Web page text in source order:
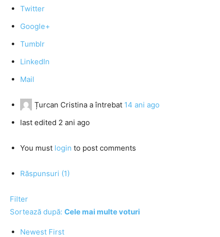
Twitter
Google+
Tumblr
LinkedIn
Mail
Țurcan Cristina a întrebat 14 ani ago
last edited 2 ani ago
You must login to post comments
Răspunsuri (1)
Filter
Sortează după: Cele mai multe voturi
Newest First